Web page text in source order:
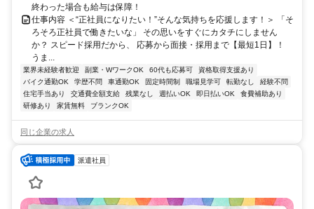
終わった場合も給与は保障！
仕事内容 ＜“正社員になりたい！”そんな気持ちを応援します！＞ 「そ
ろそろ正社員で働きたいな」 その思いをすぐにカタチにしません
か？ スピード採用だから、 応募から面接・採用まで【最短1日】！
うま...
業界未経験者歓迎 副業・WワークOK 60代も応募可
資格取得支援あり
バイク通勤OK
学歴不問 車通勤OK 固定時間制 職場見学可 転勤なし
経験不問
住宅手当あり
交通費全額支給 残業なし 週払いOK 即日払いOK
食費補助あり
研修あり
家賃無料 ブランクOK
同じ企業の求人
派遣社員